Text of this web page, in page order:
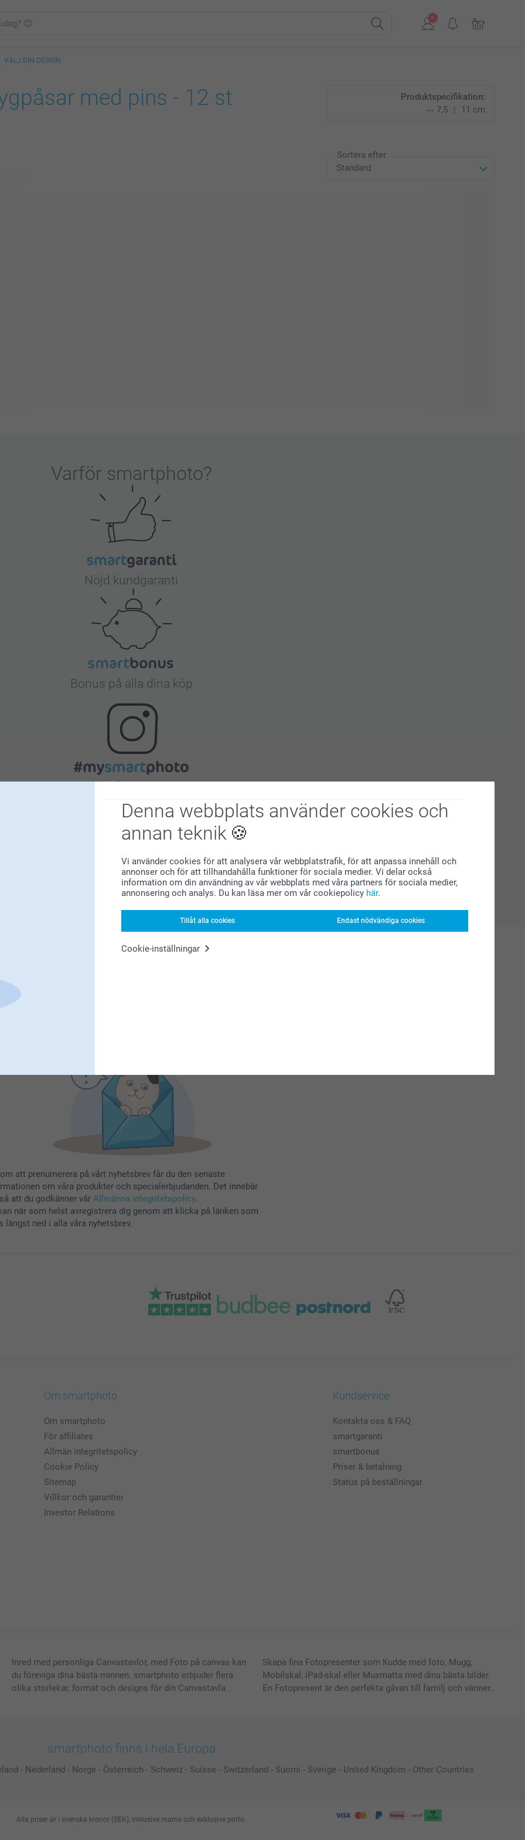
Denna webbplats använder cookies och
annan teknik
Vi använder cookies för att analysera vår webbplatstrafik, för att anpassa innehåll och
annonser och för att tillhandahålla funktioner för sociala medier. Vi delar också
information om din användning av vår webbplats med våra partners för sociala medier,
annonsering och analys. Du kan läsa mer om vår cookiepolicy här.
Tillåt alla cookies Endast nödvändiga cookies
Cookie-inställningar
VÄLJ DIN DESIGN
med pins - 12 st
Produktspecifikation:
7,5
11 cm
Sortera efter
Varför smartphoto?
Nöjd kundgaranti
Bonus på alla dina köp
Letar du efter inspiration?
Förstklassig kundservice
Registrera dig till vårt nyhetsbrev
att prenumerera på vårt nyhetsbrev får du den senaste
om våra produkter och specialerbjudanden. Det innebär
att du godkänner vår Allmänna integritetspolicy.
när som helst avregistrera dig genom att klicka på länken som
längst ned i alla våra nyhetsbrev.
Om smartphoto
Om smartphoto
För affiliates
Allmän integritetspolicy
Cookie Policy
Sitemap
Villkor och garantier
Investor Relations
Kundservice
Kontakta oss & FAQ
smartgaranti
smartbonus
Priser & betalning
Status på beställningar
Inred med personliga Canvastavlor, med Foto på canvas kan
du föreviga dina bästa minnen. smartphoto erbjuder flera
olika storlekar, format och designs för din Canvastavla.
Skapa fina Fotopresenter som Kudde med foto, Mugg,
Mobilskal, iPad-skal eller Musmatta med dina bästa bilder.
En Fotopresent är den perfekta gåvan till familj och vänner.
smartphoto finns i hela Europa
- Nederland - Norge - Österreich - Schweiz - Suisse - Switzerland - Suomi - Sverige - United Kingdom - Other Countries
Alla priser är i svenska kronor (SEK), inklusive moms och exklusive porto.